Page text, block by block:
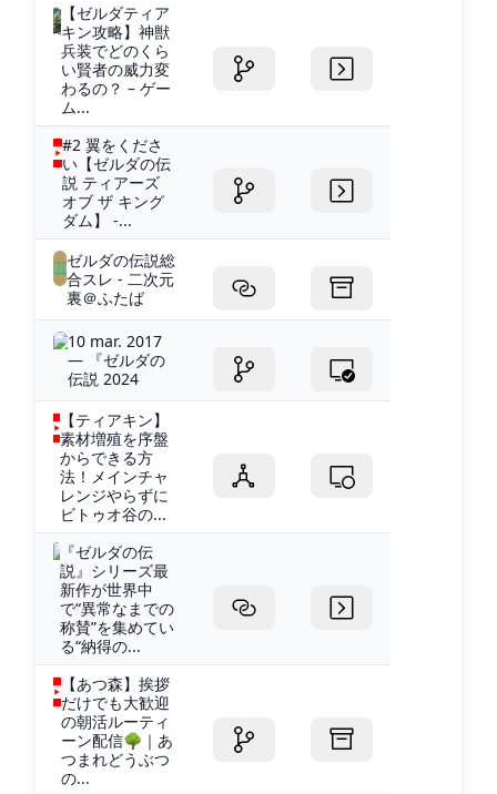
【ゼルダティア
キン攻略】神獣
兵装でどのくら
い賢者の威力変
わるの？ – ゲー
ム...
#2 翼をくださ
い【ゼルダの伝
説 ティアーズ
オブ ザ キング
ダム】 -...
ゼルダの伝説総
合スレ - 二次元
裏＠ふたば
10 mar. 2017
— 『ゼルダの
伝説 2024
【ティアキン】
素材増殖を序盤
からできる方
法！メインチャ
レンジやらずに
ビトゥオ谷の...
『ゼルダの伝
説』シリーズ最
新作が世界中
で“異常なまでの
称賛”を集めてい
る“納得の...
【あつ森】挨拶
だけでも大歓迎
の朝活ルーティ
ーン配信🌳｜あ
つまれどうぶつ
の...